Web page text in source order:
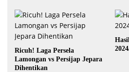
Ricuh! Laga Persela
Lamongan vs Persijap Jepara
Dihentikan